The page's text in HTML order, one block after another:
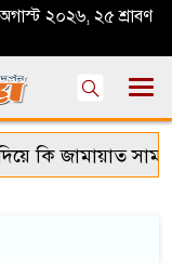
২০২৬, ২৫ শ্রাবণ
কি জামায়াত